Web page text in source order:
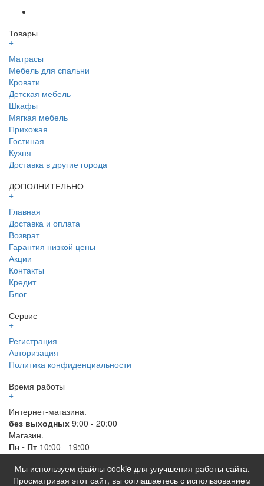
Мы используем файлы cookie для улучшения работы сайта.
Просматривая этот сайт, вы соглашаетесь с использованием
Товары
+
Матрасы
Мебель для спальни
Кровати
Детская мебель
Шкафы
Мягкая мебель
Прихожая
Гостиная
Кухня
Доставка в другие города
ДОПОЛНИТЕЛЬНО
+
Главная
Доставка и оплата
Возврат
Гарантия низкой цены
Акции
Контакты
Кредит
Блог
Сервис
+
Регистрация
Авторизация
Политика конфиденциальности
Время работы
+
Интернет-магазина.
без выходных 9:00 - 20:00
Магазин.
Пн - Пт 10:00 - 19:00
© 2026 Все права защищены. Информация сайта защищена